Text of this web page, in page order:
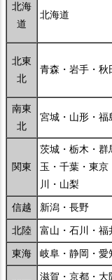
北海
道
北海道
北東
北
青森・岩手・秋
南東
北
宮城・山形・福
関東
茨城・栃木・群
玉・千葉・東京
川・山梨
信越 新潟・長野
北陸 富山・石川・福
東海 岐阜・静岡・愛
滋賀・京都・大